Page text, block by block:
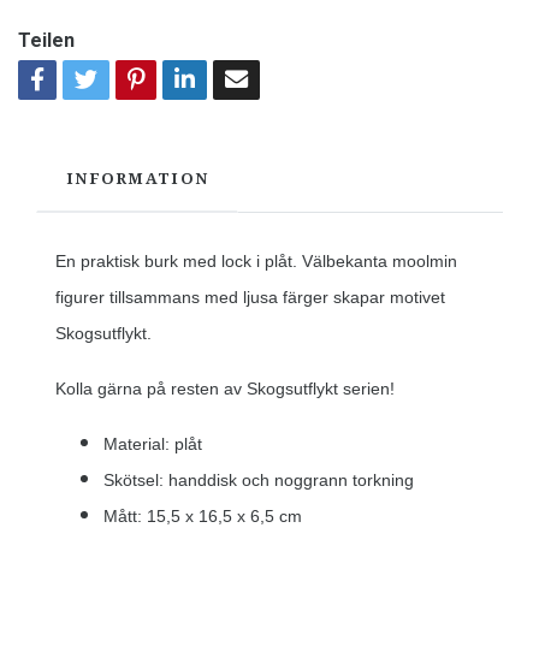
Teilen
INFORMATION
En praktisk burk med lock i plåt. Välbekanta moolmin
figurer tillsammans med ljusa färger skapar motivet
Skogsutflykt.
Kolla gärna på resten av Skogsutflykt serien!
Material: plåt
Skötsel: handdisk och noggrann torkning
Mått: 15,5 x 16,5 x 6,5 cm